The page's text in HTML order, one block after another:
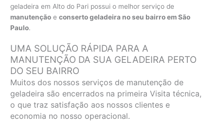
geladeira em Alto do Pari possui o melhor serviço de
manutenção econserto geladeira no seu bairro em São
Paulo.
UMA SOLUÇÃO RÁPIDA PARA A
MANUTENÇÃO DA SUA GELADEIRA PERTO
DO SEU BAIRRO
Muitos dos nossos serviços de manutenção de
geladeira são encerrados na primeira Visita técnica,
o que traz satisfação aos nossos clientes e
economia no nosso operacional.